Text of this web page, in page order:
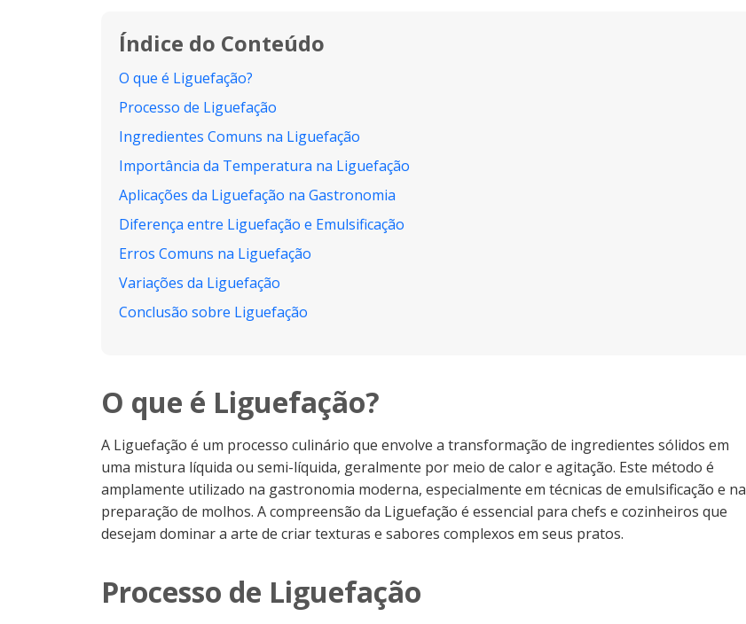
Índice do Conteúdo
O que é Liguefação?
Processo de Liguefação
Ingredientes Comuns na Liguefação
Importância da Temperatura na Liguefação
Aplicações da Liguefação na Gastronomia
Diferença entre Liguefação e Emulsificação
Erros Comuns na Liguefação
Variações da Liguefação
Conclusão sobre Liguefação
O que é Liguefação?
A Liguefação é um processo culinário que envolve a transformação de ingredientes sólidos em
uma mistura líquida ou semi-líquida, geralmente por meio de calor e agitação. Este método é
amplamente utilizado na gastronomia moderna, especialmente em técnicas de emulsificação e na
preparação de molhos. A compreensão da Liguefação é essencial para chefs e cozinheiros que
desejam dominar a arte de criar texturas e sabores complexos em seus pratos.
Processo de Liguefação